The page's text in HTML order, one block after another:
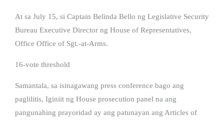
At sa July 15, si Captain Belinda Bello ng Legislative Security
Bureau Executive Director ng House of Representatives,
Office Office of Sgt.-at-Arms.
16-vote threshold
Samantala, sa isinagawang press conference bago ang
paglilitis, Iginiit ng House prosecution panel na ang
pangunahing prayoridad ay ang patunayan ang Articles of